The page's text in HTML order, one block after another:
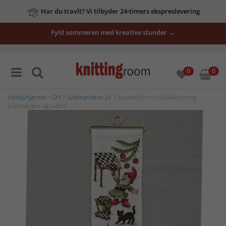
Har du travlt? Vi tilbyder 24-timers ekspreslevering
Fyld sommeren med kreative stunder →
0 0
Hobbyhjørnet DIY Julemandens jul > broderikit mini-klokkestreng
Julemanden og katten